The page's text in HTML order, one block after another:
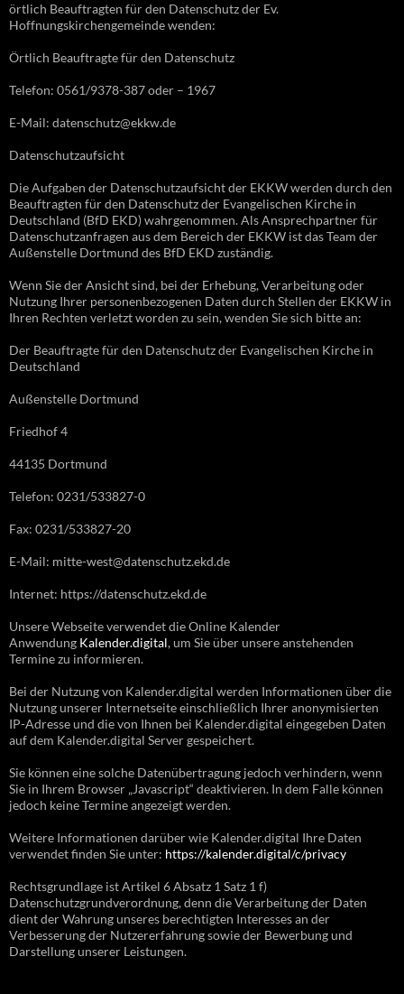
örtlich Beauftragten für den Datenschutz der Ev.
Hoffnungskirchengemeinde wenden:
Örtlich Beauftragte für den Datenschutz
Telefon: 0561/9378-387 oder – 1967
E-Mail: datenschutz@ekkw.de
Datenschutzaufsicht
Die Aufgaben der Datenschutzaufsicht der EKKW werden durch den
Beauftragten für den Datenschutz der Evangelischen Kirche in
Deutschland (BfD EKD) wahrgenommen. Als Ansprechpartner für
Datenschutzanfragen aus dem Bereich der EKKW ist das Team der
Außenstelle Dortmund des BfD EKD zuständig.
Wenn Sie der Ansicht sind, bei der Erhebung, Verarbeitung oder
Nutzung Ihrer personenbezogenen Daten durch Stellen der EKKW in
Ihren Rechten verletzt worden zu sein, wenden Sie sich bitte an:
Der Beauftragte für den Datenschutz der Evangelischen Kirche in
Deutschland
Außenstelle Dortmund
Friedhof 4
44135 Dortmund
Telefon: 0231/533827-0
Fax: 0231/533827-20
E-Mail: mitte-west@datenschutz.ekd.de
Internet: https://datenschutz.ekd.de
Unsere Webseite verwendet die Online Kalender
Anwendung Kalender.digital, um Sie über unsere anstehenden
Termine zu informieren.
Bei der Nutzung von Kalender.digital werden Informationen über die
Nutzung unserer Internetseite einschließlich Ihrer anonymisierten
IP-Adresse und die von Ihnen bei Kalender.digital eingegeben Daten
auf dem Kalender.digital Server gespeichert.
Sie können eine solche Datenübertragung jedoch verhindern, wenn
Sie in Ihrem Browser „Javascript“ deaktivieren. In dem Falle können
jedoch keine Termine angezeigt werden.
Weitere Informationen darüber wie Kalender.digital Ihre Daten
verwendet finden Sie unter: https://kalender.digital/c/privacy
Rechtsgrundlage ist Artikel 6 Absatz 1 Satz 1 f)
Datenschutzgrundverordnung, denn die Verarbeitung der Daten
dient der Wahrung unseres berechtigten Interesses an der
Verbesserung der Nutzererfahrung sowie der Bewerbung und
Darstellung unserer Leistungen.